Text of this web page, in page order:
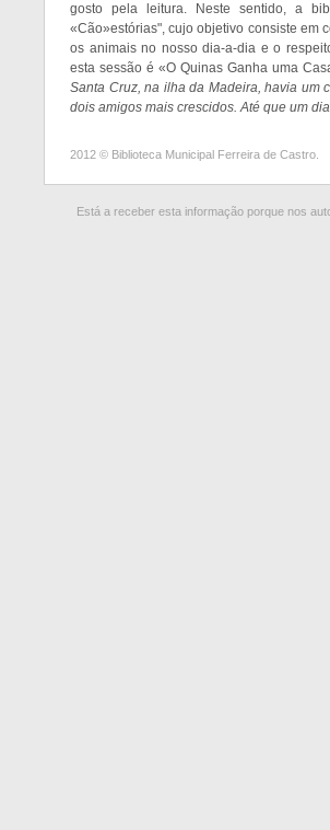
gosto pela leitura. Neste sentido, a
«Cão»estórias", cujo objetivo consiste em
os animais no nosso dia-a-dia e o
esta sessão é «O Quinas Ganha uma
Santa Cruz, na ilha da Madeira, havia um
dois amigos mais crescidos. Até que um
2012 © Biblioteca Municipal Ferreira de Castro.
Está a receber esta informação porque nos